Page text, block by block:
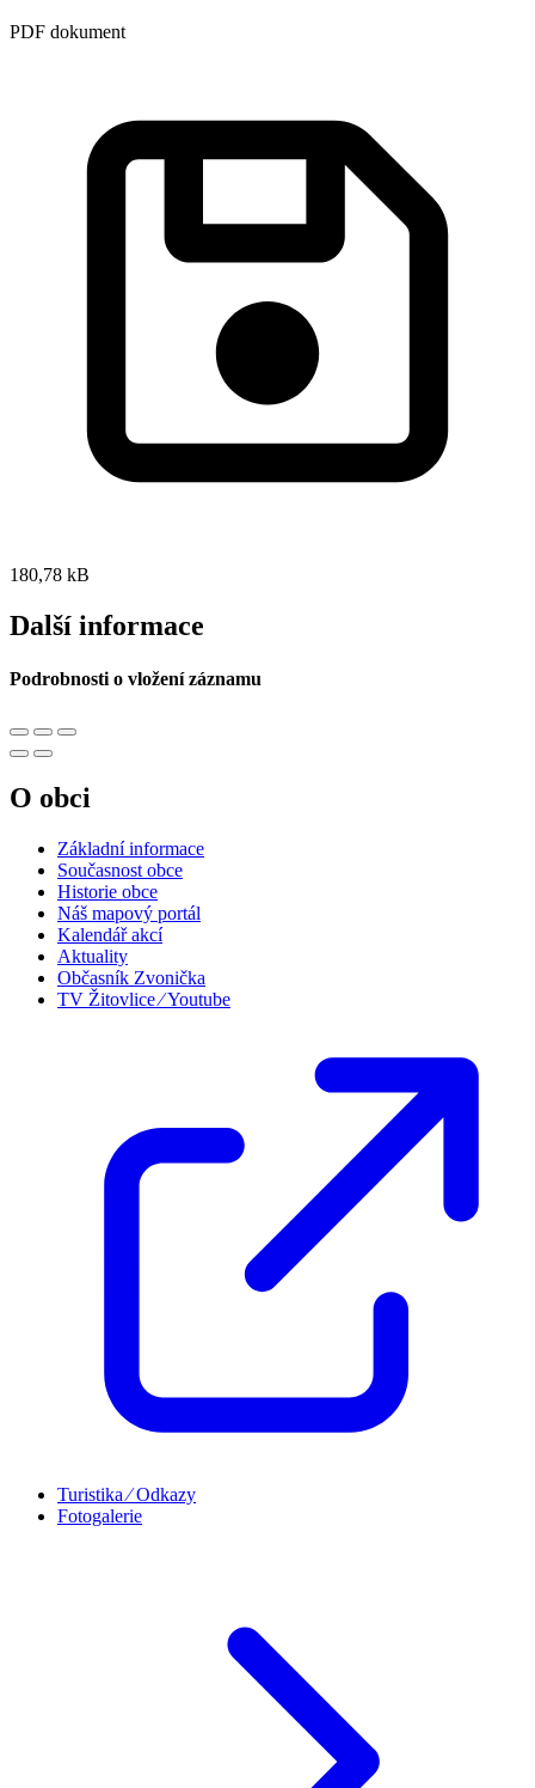
PDF dokument
180,78 kB
Další informace
Podrobnosti o vložení záznamu
O obci
Základní informace
Současnost obce
Historie obce
Náš mapový portál
Kalendář akcí
Aktuality
Občasník Zvonička
TV Žitovlice ⁄ Youtube
Turistika ⁄ Odkazy
Fotogalerie